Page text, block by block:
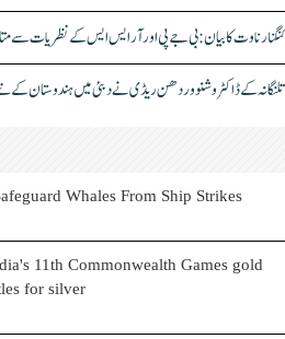
کنگنا رناوت کا بیان: بی جے پی اور آر ایس ایس کے نظریات سے
تلنگانہ کے ڈاکٹر وشنو وردھن ریڈی نے دبئی میں ہندوستان کے
Whales From Ship Strikes
11th Commonwealth Games gold
for silver